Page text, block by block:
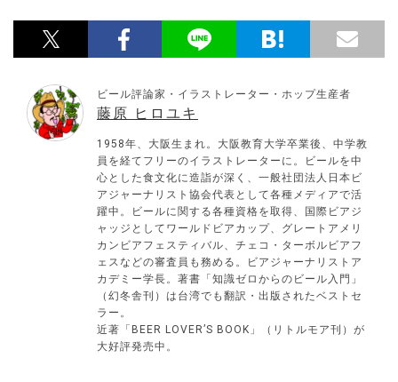
ビール評論家・イラストレーター・ホップ生産者
藤原 ヒロユキ
1958年、大阪生まれ。大阪教育大学卒業後、中学教
員を経てフリーのイラストレーターに。ビールを中
心とした食文化に造詣が深く、一般社団法人日本ビ
アジャーナリスト協会代表として各種メディアで活
躍中。ビールに関する各種資格を取得、国際ビアジ
ャッジとしてワールドビアカップ、グレートアメリ
カンビアフェスティバル、チェコ・ターボルビアフ
ェスなどの審査員も務める。ビアジャーナリストア
カデミー学長。著書「知識ゼロからのビール入門」
（幻冬舎刊）は台湾でも翻訳・出版されたベストセ
ラー。
近著「BEER LOVER’S BOOK」（リトルモア刊）が
大好評発売中。